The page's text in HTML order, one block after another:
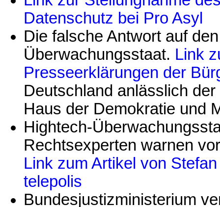
Datenschutz bei Pro Asyl
Die falsche Antwort auf
Überwachungsstaat. Link
Presseerklärungen der
Deutschland anlässlich
Haus der Demokratie und
Hightech-
Rechtsexperten warnen
Link zum Artikel von
telepolis
Bundesjustizministerium